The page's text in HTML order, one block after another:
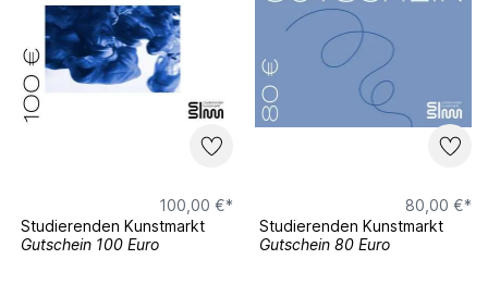
100,00 €*
Studierenden Kunstmarkt
Gutschein 100 Euro
80,00 €*
Studierenden Kunstmarkt
Gutschein 80 Euro